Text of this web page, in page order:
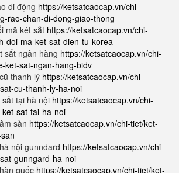
di động https://ketsatcaocap.vn/chi-
rao-chan-di-dong-giao-thong
mã két sắt https://ketsatcaocap.vn/chi-
doi-ma-ket-sat-dien-tu-korea
sắt ngân hàng https://ketsatcaocap.vn/chi-
ket-sat-ngan-hang-bidv
thanh lý https://ketsatcaocap.vn/chi-
cu-thanh-ly-ha-noi
tại hà nội https://ketsatcaocap.vn/chi-
sat-tai-ha-noi
sàn https://ketsatcaocap.vn/chi-tiet/ket-
nội gunndard https://ketsatcaocap.vn/chi-
gunngard-ha-noi
quốc https://ketsatcaocap.vn/chi-tiet/ket-